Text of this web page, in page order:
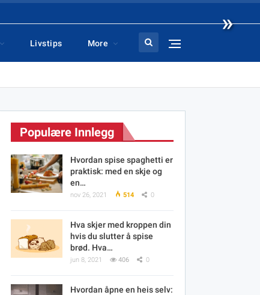
»
Livstips More
Populære Innlegg
Hvordan spise spaghetti er
praktisk: med en skje og
en…
nov 26, 2021 514 0
Hva skjer med kroppen din
hvis du slutter å spise
brød. Hva…
jun 8, 2021 406 0
Hvordan åpne en heis selv: